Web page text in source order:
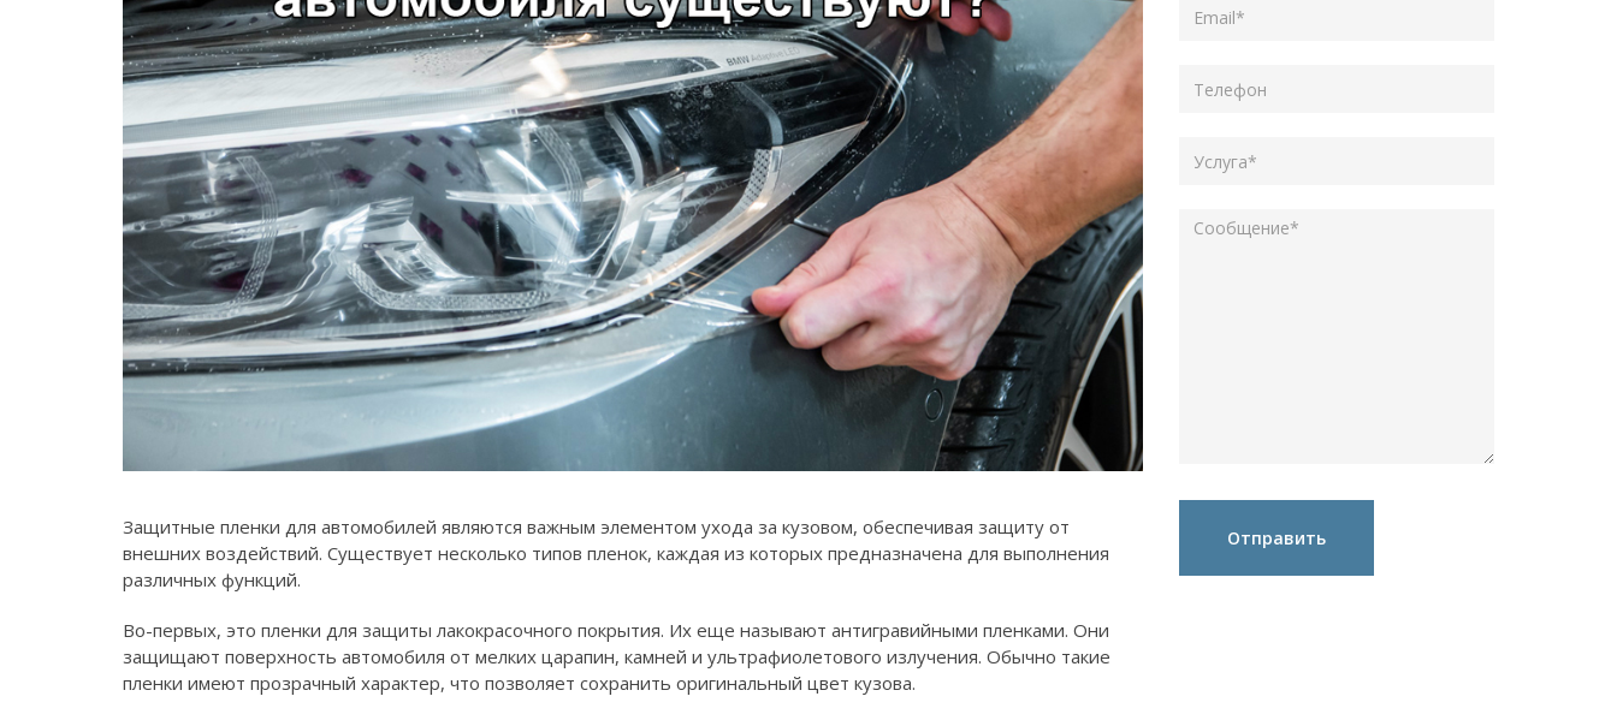
Защитные пленки для автомобилей являются важным элементом ухода за кузовом, обеспечивая защиту от
внешних воздействий. Существует несколько типов пленок, каждая из которых предназначена для выполнения
различных функций.
Во-первых, это пленки для защиты лакокрасочного покрытия. Их еще называют антигравийными пленками. Они
защищают поверхность автомобиля от мелких царапин, камней и ультрафиолетового излучения. Обычно такие
пленки имеют прозрачный характер, что позволяет сохранить оригинальный цвет кузова.